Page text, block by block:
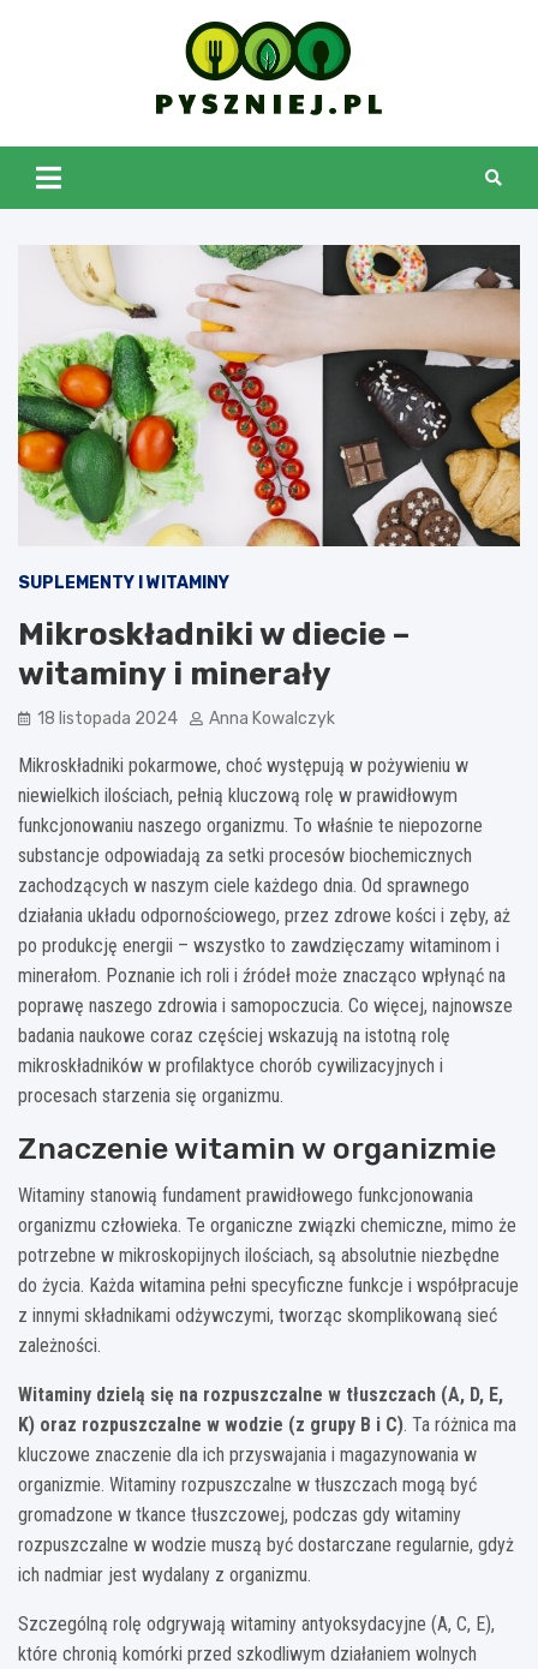
pyszniej.pl
SUPLEMENTY I WITAMINY
Mikroskładniki w diecie –
witaminy i minerały
18 listopada 2024 Anna Kowalczyk
Mikroskładniki pokarmowe, choć występują w pożywieniu w
niewielkich ilościach, pełnią kluczową rolę w prawidłowym
funkcjonowaniu naszego organizmu. To właśnie te niepozorne
substancje odpowiadają za setki procesów biochemicznych
zachodzących w naszym ciele każdego dnia. Od sprawnego
działania układu odpornościowego, przez zdrowe kości i zęby, aż
po produkcję energii – wszystko to zawdzięczamy witaminom i
minerałom. Poznanie ich roli i źródeł może znacząco wpłynąć na
poprawę naszego zdrowia i samopoczucia. Co więcej, najnowsze
badania naukowe coraz częściej wskazują na istotną rolę
mikroskładników w profilaktyce chorób cywilizacyjnych i
procesach starzenia się organizmu.
Znaczenie witamin w organizmie
Witaminy stanowią fundament prawidłowego funkcjonowania
organizmu człowieka. Te organiczne związki chemiczne, mimo że
potrzebne w mikroskopijnych ilościach, są absolutnie niezbędne
do życia. Każda witamina pełni specyficzne funkcje i współpracuje
z innymi składnikami odżywczymi, tworząc skomplikowaną sieć
zależności.
Witaminy dzielą się na rozpuszczalne w tłuszczach (A, D, E,
K) oraz rozpuszczalne w wodzie (z grupy B i C). Ta różnica ma
kluczowe znaczenie dla ich przyswajania i magazynowania w
organizmie. Witaminy rozpuszczalne w tłuszczach mogą być
gromadzone w tkance tłuszczowej, podczas gdy witaminy
rozpuszczalne w wodzie muszą być dostarczane regularnie, gdyż
ich nadmiar jest wydalany z organizmu.
Szczególną rolę odgrywają witaminy antyoksydacyjne (A, C, E),
które chronią komórki przed szkodliwym działaniem wolnych